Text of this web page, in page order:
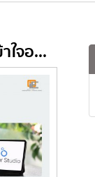
ใจอ...